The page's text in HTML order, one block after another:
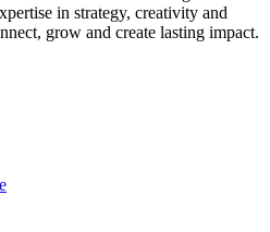
in strategy, creativity and
grow and create lasting impact.